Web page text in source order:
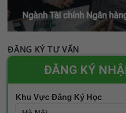
ĐĂNG KÝ TƯ VẤN
ĐĂNG KÝ
Khu Vực Đăng Ký Học